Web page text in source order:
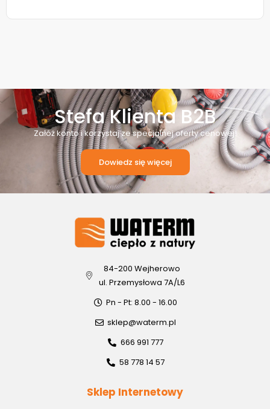
Stefa Klienta B2B
Załóż konto i korzystaj ze specjalnej oferty cenowej!
Dowiedz się więcej
84-200 Wejherowo
ul. Przemysłowa 7A/L6
Pn - Pt: 8.00 - 16.00
sklep@waterm.pl
666 991 777
58 778 14 57
Sklep Internetowy